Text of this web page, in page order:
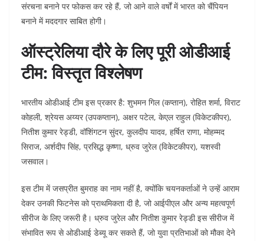
संरचना बनाने पर फोकस कर रहे हैं, जो आने वाले वर्षों में भारत को चैंपियन
बनाने में मददगार साबित होगी।
ऑस्ट्रेलिया दौरे के लिए पूरी ओडीआई
टीम: विस्तृत विश्लेषण
भारतीय ओडीआई टीम इस प्रकार है: शुभमन गिल (कप्तान), रोहित शर्मा, विराट
कोहली, श्रेयस अय्यर (उपकप्तान), अक्षर पटेल, केएल राहुल (विकेटकीपर),
नितीश कुमार रेड्डी, वॉशिंगटन सुंदर, कुलदीप यादव, हर्षित राणा, मोहम्मद
सिराज, अर्शदीप सिंह, प्रसिद्ध कृष्णा, ध्रुव जुरेल (विकेटकीपर), यशस्वी
जसवाल।
इस टीम में जसप्रीत बुमराह का नाम नहीं है, क्योंकि चयनकर्ताओं ने उन्हें आराम
देकर उनकी फिटनेस को प्राथमिकता दी है, जो आईपीएल और अन्य महत्वपूर्ण
सीरीज के लिए जरूरी है। ध्रुव जुरेल और नितीश कुमार रेड्डी इस सीरीज में
संभावित रूप से ओडीआई डेब्यू कर सकते हैं, जो युवा प्रतिभाओं को मौका देने